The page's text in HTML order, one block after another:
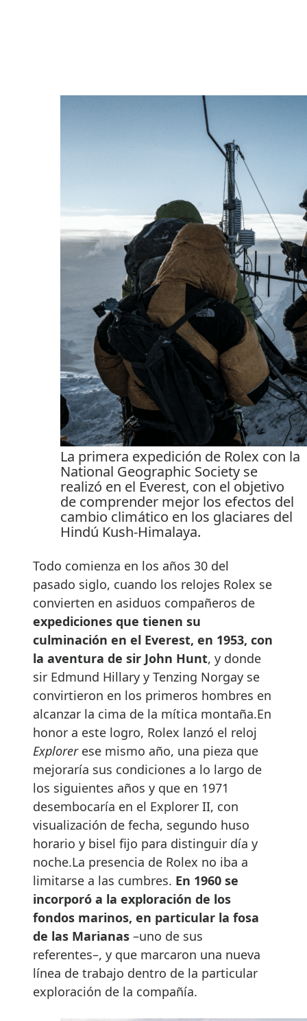
La primera expedición de Rolex con la
National Geographic Society se
realizó en el Everest, con el objetivo
de comprender mejor los efectos del
cambio climático en los glaciares del
Hindú Kush-Himalaya.
Todo comienza en los años 30 del
pasado siglo, cuando los relojes Rolex se
convierten en asiduos compañeros de
expediciones que tienen su
culminación en el Everest, en 1953, con
la aventura de sir John Hunt, y donde
sir Edmund Hillary y Tenzing Norgay se
convirtieron en los primeros hombres en
alcanzar la cima de la mítica montaña.En
honor a este logro, Rolex lanzó el reloj
Explorerese mismo año, una pieza que
mejoraría sus condiciones a lo largo de
los siguientes años y que en 1971
desembocaría en el Explorer II, con
visualización de fecha, segundo huso
horario y bisel fijo para distinguir día y
noche.La presencia de Rolex no iba a
limitarse a las cumbres. En 1960 se
incorporó a la exploración de los
fondos marinos, en particular la fosa
de las Marianas –uno de sus
referentes–, y que marcaron una nueva
línea de trabajo dentro de la particular
exploración de la compañía.